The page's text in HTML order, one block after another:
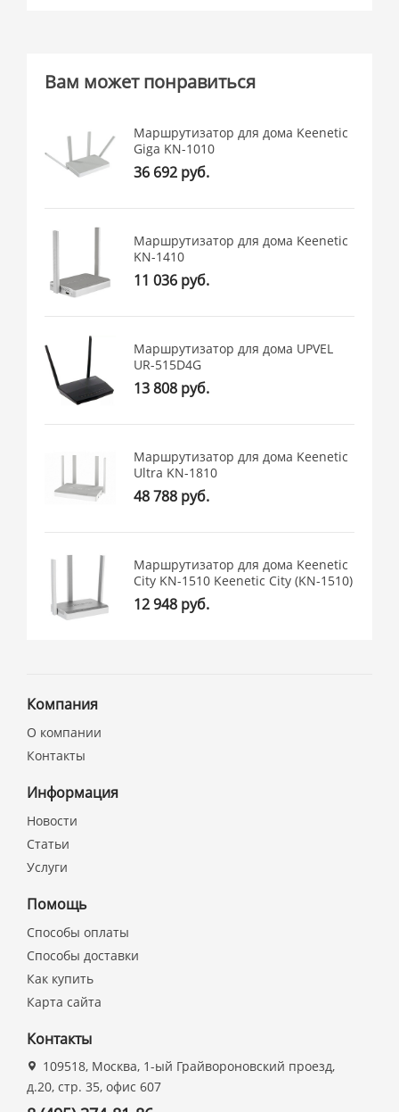
Вам может понравиться
Маршрутизатор для дома Keenetic
Giga KN-1010
36 692 руб.
Маршрутизатор для дома Keenetic
KN-1410
11 036 руб.
Маршрутизатор для дома UPVEL
UR-515D4G
13 808 руб.
Маршрутизатор для дома Keenetic
Ultra KN-1810
48 788 руб.
Маршрутизатор для дома Keenetic
City KN-1510 Keenetic City (KN-1510)
12 948 руб.
Компания
О компании
Контакты
Информация
Новости
Статьи
Услуги
Помощь
Способы оплаты
Способы доставки
Как купить
Карта сайта
Контакты
109518, Москва, 1-ый Грайвороновский проезд,
д.20, стр. 35, офис 607